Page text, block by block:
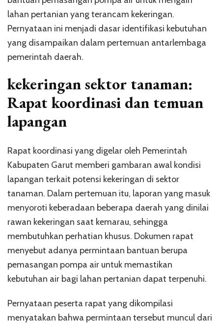
lahan pertanian yang terancam kekeringan.
Pernyataan ini menjadi dasar identifikasi kebutuhan
yang disampaikan dalam pertemuan antarlembaga
pemerintah daerah.
kekeringan sektor tanaman:
Rapat koordinasi dan temuan
lapangan
Rapat koordinasi yang digelar oleh Pemerintah
Kabupaten Garut memberi gambaran awal kondisi
lapangan terkait potensi kekeringan di sektor
tanaman. Dalam pertemuan itu, laporan yang masuk
menyoroti keberadaan beberapa daerah yang dinilai
rawan kekeringan saat kemarau, sehingga
membutuhkan perhatian khusus. Dokumen rapat
menyebut adanya permintaan bantuan berupa
pemasangan pompa air untuk memastikan
kebutuhan air bagi lahan pertanian dapat terpenuhi.
Pernyataan peserta rapat yang dikompilasi
menyatakan bahwa permintaan tersebut muncul dari